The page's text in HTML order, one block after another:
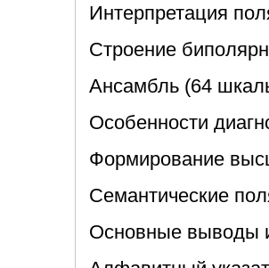
Интерпретация
Строение
Ансамбль (64
Особенности
Формирование
Семантические
Основные выводы